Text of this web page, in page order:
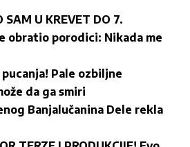
SAM U KREVET DO 7.
obratio porodici: Nikada me
Pale ozbiljne
da ga smiri
Banjalučanina Dele rekla